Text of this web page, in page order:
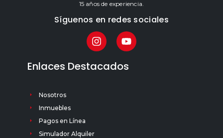
15 años de experiencia.
Síguenos en redes sociales
Enlaces Destacados
Nosotros
Inmuebles
Pagos en Línea
Simulador Alquiler